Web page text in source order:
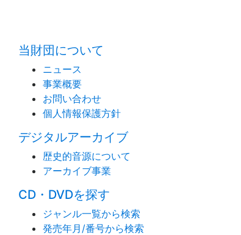
当財団について
ニュース
事業概要
お問い合わせ
個人情報保護方針
デジタルアーカイブ
歴史的音源について
アーカイブ事業
CD・DVDを探す
ジャンル一覧から検索
発売年月/番号から検索